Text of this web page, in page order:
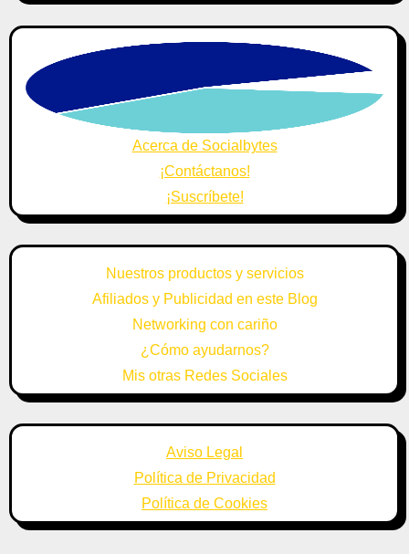
Acerca de Socialbytes
¡Contáctanos!
¡Suscríbete!
Nuestros productos y servicios
Afiliados y Publicidad en este Blog
Networking con cariño
¿Cómo ayudarnos?
Mis otras Redes Sociales
Aviso Legal
Política de Privacidad
Política de Cookies